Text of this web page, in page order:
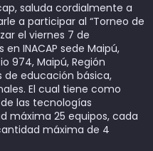
saluda cordialmente a
a participar al “Torneo de
el viernes 7 de
en INACAP sede Maipú,
974, Maipú, Región
de educación básica,
El cual tiene como
las tecnologías
máxima 25 equipos, cada
máxima de 4